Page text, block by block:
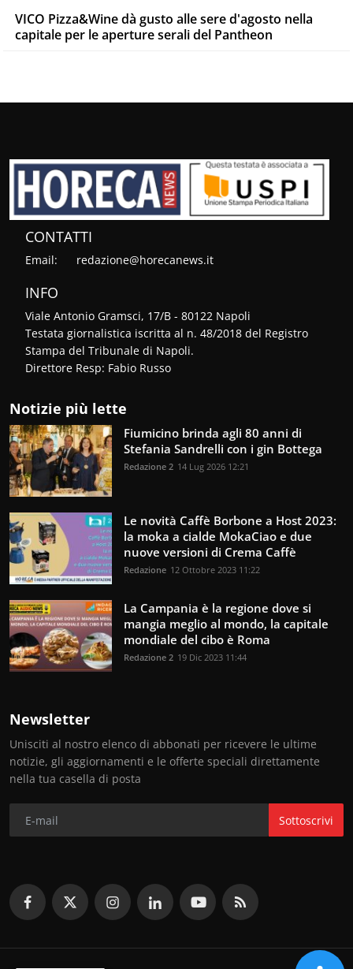
VICO Pizza&Wine dà gusto alle sere d'agosto nella
capitale per le aperture serali del Pantheon
CONTATTI
Email: redazione@horecanews.it
INFO
Viale Antonio Gramsci, 17/B - 80122 Napoli
Testata giornalistica iscritta al n. 48/2018 del Registro
Stampa del Tribunale di Napoli.
Direttore Resp: Fabio Russo
Notizie più lette
Fiumicino brinda agli 80 anni di
Stefania Sandrelli con i gin Bottega
Redazione 2 14 Lug 2026 12:21
Le novità Caffè Borbone a Host 2023:
la moka a cialde MokaCiao e due
nuove versioni di Crema Caffè
Redazione 12 Ottobre 2023 11:22
La Campania è la regione dove si
mangia meglio al mondo, la capitale
mondiale del cibo è Roma
Redazione 2 19 Dic 2023 11:44
Newsletter
Unisciti al nostro elenco di abbonati per ricevere le ultime
notizie, gli aggiornamenti e le offerte speciali direttamente
nella tua casella di posta
Sottoscrivi